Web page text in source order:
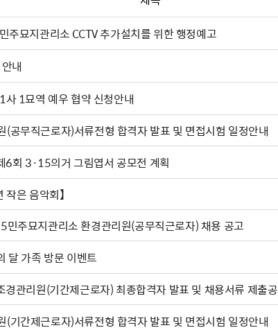
주묘지관리소 CCTV 추가설치를 위한 행정예고
내
사 1묘역 예우 협약 신청안내
(공무직근로자)서류전형 합격자 발표 및 면접시험 일정안내
회 3·15의거 그림엽서 공모전 계획
작은 음악회】
주묘지관리소 환경관리원(공무직근로자) 채용 공고
달 가족 방문 이벤트
관리원(기간제근로자) 최종합격자 발표 및 채용서류 제출
(기간제근로자)서류전형 합격자 발표 및 면접시험 일정안내